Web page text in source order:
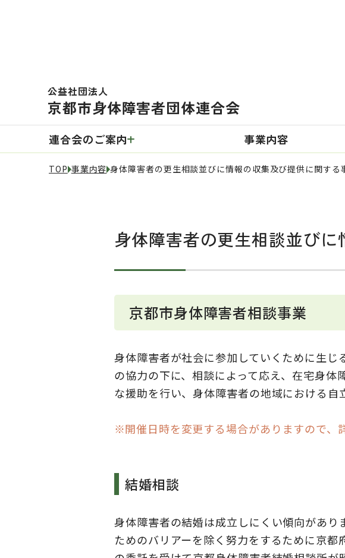
公益社団法人
京都市身体障害者団体連合会
連合会のご案内 事業内容
TOP 事業内容 身体障害者の更生相談並びに情報の収集及び提供に関する
身体障害者の更生相談並び
京都市身体障害者相談事業
身体障害者が社会に参加していくために生
の協力の下に、相談によって応え、在宅身
な援助を行い、身体障害者の地域における自
開催日時を変更する場合がありますので、
結婚相談
身体障害者の結婚は成立しにくい傾向があり
ためのバリアーを除く努力をするために京都